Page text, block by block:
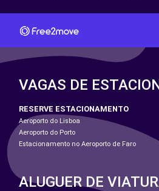
VAGAS DE
RESERVE ESTACIONAMENTO
Aeroporto do Lisboa
Aeroporto do Porto
Estacionamento no Aeroporto de Faro
ALUGUER DE